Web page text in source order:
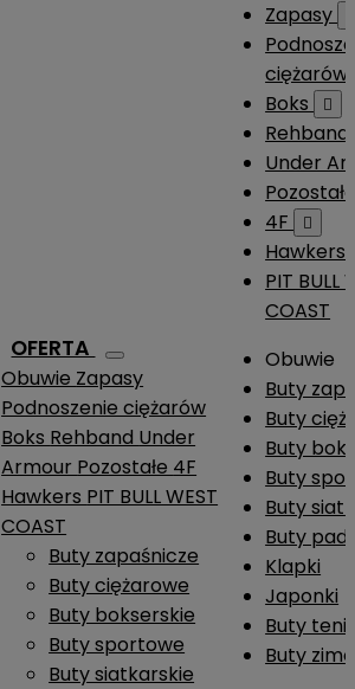
OFERTA
Obuwie Zapasy
Podnoszenie ciężarów
Boks Rehband Under
Armour Pozostałe 4F
Hawkers PIT BULL WEST
COAST
Buty zapaśnicze
Buty ciężarowe
Buty bokserskie
Buty sportowe
Buty siatkarskie
Zapasy
ciężarów
Boks

Rehband
Under
4F

Hawkers
PIT BULL
COAST
Obuwie
Buty
Buty
Buty
Buty
Buty
Buty
Klapki
Japonki
Buty
Buty